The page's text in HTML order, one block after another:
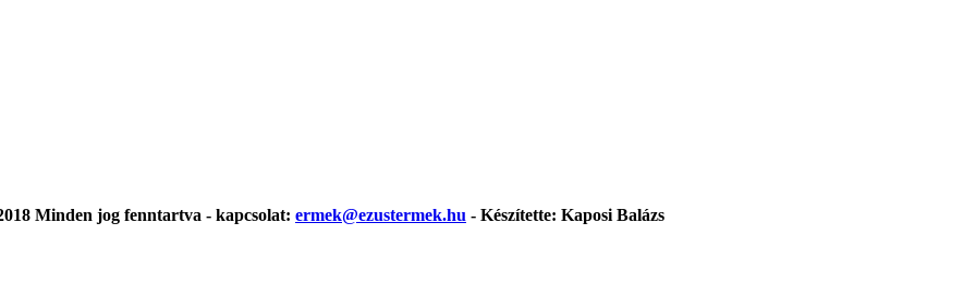
Minden jog fenntartva - kapcsolat: ermek@ezustermek.hu - Készítette: Kaposi Balázs